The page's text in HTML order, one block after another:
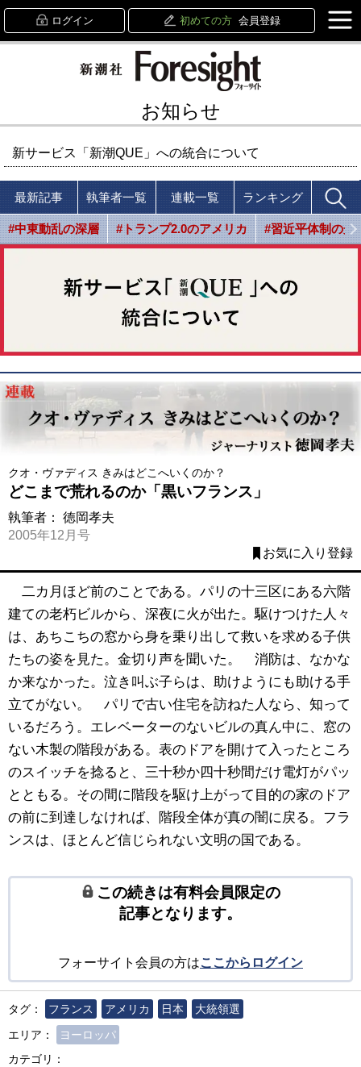
ログイン 初めての方 会員登録
お知らせ
新サービス「新潮QUE」への統合について
最新記事 執筆者一覧 連載一覧 ランキング
#中東動乱の深層 #トランプ2.0のアメリカ #習近平体制の光
クオ・ヴァディス きみはどこへいくのか？
どこまで荒れるのか「黒いフランス」
執筆者： 徳岡孝夫
2005年12月号
お気に入り登録
二カ月ほど前のことである。パリの十三区にある六階
建ての老朽ビルから、深夜に火が出た。駆けつけた人々
は、あちこちの窓から身を乗り出して救いを求める子供
たちの姿を見た。金切り声を聞いた。 消防は、なかな
か来なかった。泣き叫ぶ子らは、助けようにも助ける手
立てがない。 パリで古い住宅を訪ねた人なら、知って
いるだろう。エレベーターのないビルの真ん中に、窓の
ない木製の階段がある。表のドアを開けて入ったところ
のスイッチを捻ると、三十秒か四十秒間だけ電灯がパッ
とともる。その間に階段を駆け上がって目的の家のドア
の前に到達しなければ、階段全体が真の闇に戻る。フラ
ンスは、ほとんど信じられない文明の国である。
この続きは有料会員限定の
記事となります。
フォーサイト会員の方はここからログイン
タグ： フランス アメリカ 日本
大統領選
エリア：
ヨーロッパ
カテゴリ：